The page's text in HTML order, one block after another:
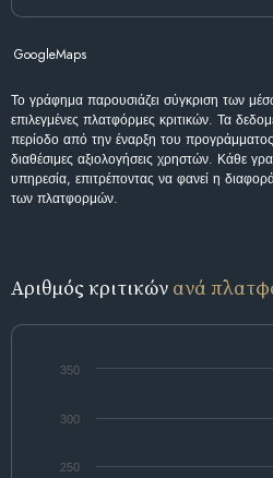
GoogleMaps
Το γράφημα παρουσιάζει σύγκριση των
επιλεγμένες πλατφόρμες κριτικών. Τα
περίοδο από την έναρξη του προγράμματος
διαθέσιμες αξιολογήσεις χρηστών. Κάθε
υπηρεσία, επιτρέποντας να φανεί η
των πλατφορμών.
Αριθμός κριτικών ανά
250
300
350